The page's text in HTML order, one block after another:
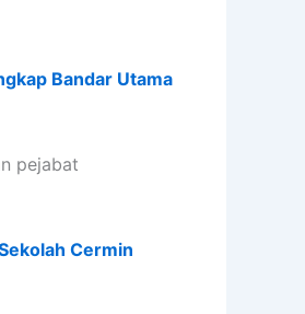
Bandar Utama
pejabat
Cermin